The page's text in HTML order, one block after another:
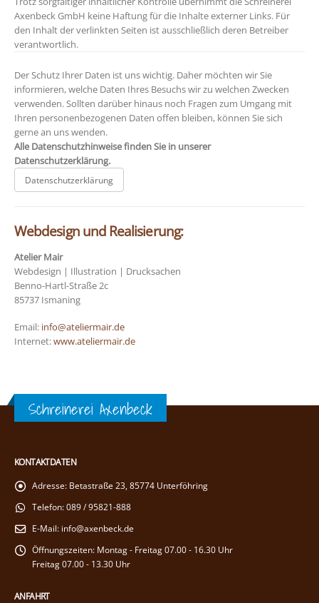
Axenbeck GmbH keine Haftung für die Inhalte externer Links. Für
den Inhalt der verlinkten Seiten ist ausschließlich deren Betreiber
verantwortlich.
Der Schutz Ihrer Daten ist uns wichtig. Daher möchten wir Sie
informieren, welche Daten Ihres Besuchs wir zu welchen Zwecken
verwenden. Sollten darüber hinaus noch Fragen zum Umgang mit
Ihren personenbezogenen Daten offen bleiben, können Sie sich
gerne an uns wenden.
Alle Datenschutzhinweise finden Sie in unserer
Datenschutzerklärung.
Datenschutzerklärung
Webdesign und Realisierung:
Atelier Mair
Webdesign | Illustration | Drucksachen
Benno-Hartl-Straße 2c
85737 Ismaning
Email: info@ateliermair.de
Internet:www.ateliermair.de
Schreinerei Axenbeck
KONTAKTDATEN
Adresse: Betastraße 23, 85774 Unterföhring
Telefon:089 / 95821-888
E-Mail: info@axenbeck.de
Öffnungszeiten: Montag - Freitag 07.00 - 16.30 Uhr
Freitag 07.00 - 13.30 Uhr
ANFAHRT